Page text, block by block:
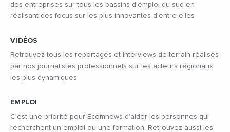
des entreprises sur tous les bassins d’emploi du sud en
réalisant des focus sur les plus innovantes d’entre elles
VIDÉOS
Retrouvez tous les reportages et interviews de terrain réalisés
par nos journalistes professionnels sur les acteurs régionaux
les plus dynamiques
EMPLOI
C’est une priorité pour Ecomnews d’aider les personnes qui
recherchent un emploi ou une formation. Retrouvez aussi les